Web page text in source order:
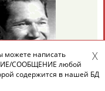
можете написать
СООБЩЕНИЕ любой
содержится в нашей БД